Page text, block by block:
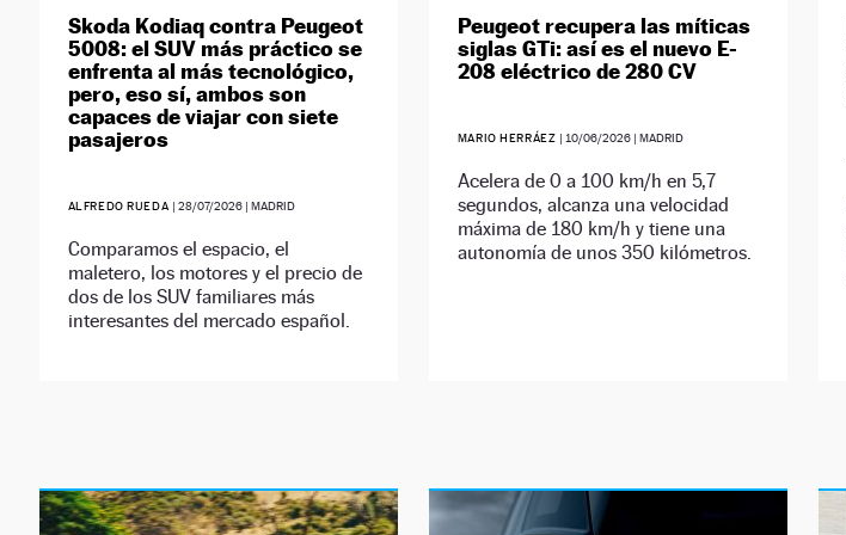
Skoda Kodiaq contra Peugeot
5008: el SUV más práctico se
enfrenta al más tecnológico,
pero, eso sí, ambos son
capaces de viajar con siete
pasajeros
ALFREDO RUEDA | 28/07/2026| MADRID
Comparamos el espacio, el
maletero, los motores y el precio de
dos de los SUV familiares más
interesantes del mercado español.
Peugeot recupera las míticas
siglas GTi: así es el nuevo E-
208 eléctrico de 280 CV
MARIO HERRÁEZ | 10/06/2026| MADRID
Acelera de 0 a 100 km/h en 5,7
segundos, alcanza una velocidad
máxima de 180 km/h y tiene una
autonomía de unos 350 kilómetros.